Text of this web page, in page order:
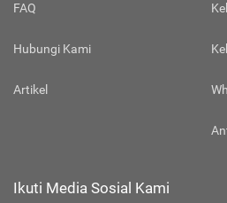
FAQ
Hubungi Kami
Artikel
Ikuti Media Sosial Kami